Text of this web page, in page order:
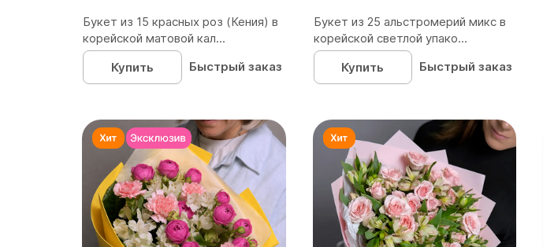
Букет из 15 красных роз (Кения) в
корейской матовой кал...
Купить
Быстрый заказ
Букет из 25 альстромерий микс в
корейской светлой упако...
Купить
Быстрый заказ